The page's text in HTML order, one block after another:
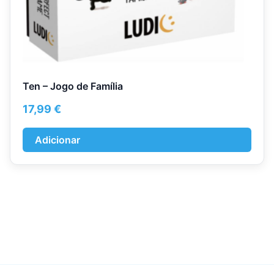
Ten – Jogo de Família
17,99 €
Adicionar